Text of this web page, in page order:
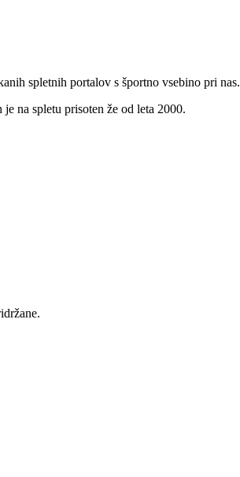
spletnih portalov s športno vsebino pri nas.
na spletu prisoten že od leta 2000.